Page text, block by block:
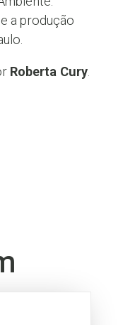
a produção
Roberta Cury.